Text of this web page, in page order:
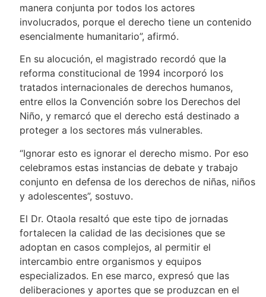
manera conjunta por todos los actores
involucrados, porque el derecho tiene un contenido
esencialmente humanitario”, afirmó.
En su alocución, el magistrado recordó que la
reforma constitucional de 1994 incorporó los
tratados internacionales de derechos humanos,
entre ellos la Convención sobre los Derechos del
Niño, y remarcó que el derecho está destinado a
proteger a los sectores más vulnerables.
“Ignorar esto es ignorar el derecho mismo. Por eso
celebramos estas instancias de debate y trabajo
conjunto en defensa de los derechos de niñas, niños
y adolescentes”, sostuvo.
El Dr. Otaola resaltó que este tipo de jornadas
fortalecen la calidad de las decisiones que se
adoptan en casos complejos, al permitir el
intercambio entre organismos y equipos
especializados. En ese marco, expresó que las
deliberaciones y aportes que se produzcan en el